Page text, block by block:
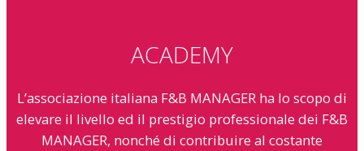
ACADEMY
L’associazione italiana F&B MANAGER ha lo scopo di
elevare il livello ed il prestigio professionale dei F&B
MANAGER, nonché di contribuire al costante